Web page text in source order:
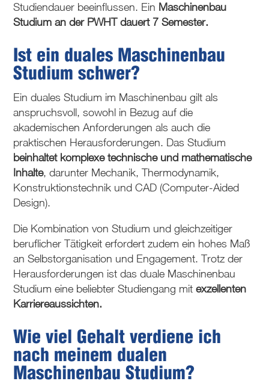
Studiendauer beeinflussen. Ein Maschinenbau
Studium an der PWHT dauert 7 Semester.
Ist ein duales Maschinenbau
Studium schwer?
Ein duales Studium im Maschinenbau gilt als
anspruchsvoll, sowohl in Bezug auf die
akademischen Anforderungen als auch die
praktischen Herausforderungen. Das Studium
beinhaltet komplexe technische und mathematische
Inhalte, darunter Mechanik, Thermodynamik,
Konstruktionstechnik und CAD (Computer-Aided
Design).
Die Kombination von Studium und gleichzeitiger
beruflicher Tätigkeit erfordert zudem ein hohes Maß
an Selbstorganisation und Engagement. Trotz der
Herausforderungen ist das duale Maschinenbau
Studium eine beliebter Studiengang mitexzellenten
Karriereaussichten.
Wie viel Gehalt verdiene ich
nach meinem dualen
Maschinenbau Studium?